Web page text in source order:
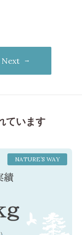
Next
ています
NATURE’S WAY